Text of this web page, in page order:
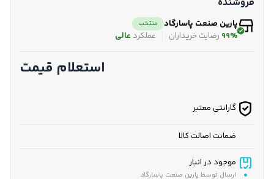
پارین صنعت پاسارگاد منتخب
99% رضایت خریداران عملکرد عالی
استعلام قیمت
گارانتی معتبر
ضمانت اصالت کالا
موجود در انبار
ارسال توسط پارین صنعت پاسارگاد